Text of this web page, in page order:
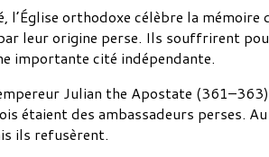
l’Église orthodoxe célèbre la
leur origine perse. Ils souffrirent
importante cité indépendante.
Julian the Apostate
étaient des ambassadeurs perses.
ils refusèrent.